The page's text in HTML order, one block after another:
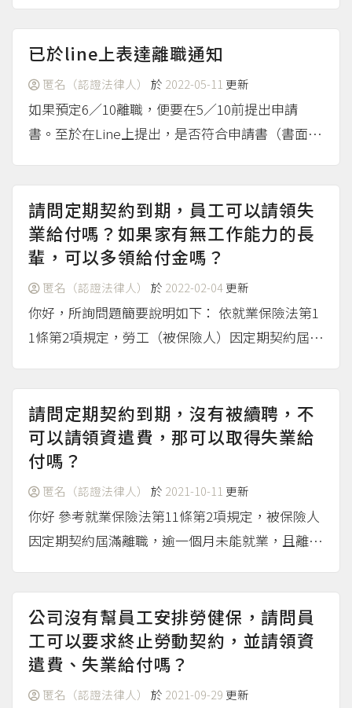
效力。 任職3個月以上的勞工才有預告期間的要求
但員工突然說走就走後，對公司而言，會有人力一
時無法調配...
（more...）
已於line上表達離職通知
匿名（認證法律人） 於 2022-05-11 更新
如果預定6／10離職，便要在5／10前提出申請
書。至於在Line上提出，是否符合申請書（書面方
e...）
請問定期契約到期，員工可以請領失
業給付嗎？如果家有無工作能力的長
輩，可以多領給付金嗎？
匿名（認證法律人） 於 2022-02-04更新
你好，所詢問題簡要說明如下： 依就業保險法第1
1條第2項規定，勞工（被保險人）因定期契約屆滿
期間合計滿六個月以上，可以領取失業給付。 另
依照就業保險法第19-1條規定，失業給付眷屬加給
的範圍，指受...（more...）
請問定期契約到期，沒有被續聘，不
可以請領資遣費，那可以取得失業給
付嗎？
匿名（認證法律人） 於 2021-10-11 更新
你好 參考就業保險法第11條第2項規定，被保險人
因定期契約屆滿離職，逾一個月未能就業，且離職
自願離職，並可以領取就業保險法規定的各項保險
給付，如：失業給付、提早就業獎助津貼、職業訓
練生活津貼及育嬰...（more...）
公司沒有幫員工安排勞健保，請問員
工可以要求終止勞動契約，並請領資
遣費、失業給付嗎？
匿名（認證法律人） 於 2021-09-29 更新